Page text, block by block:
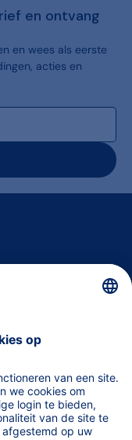
en ontvang
en wees als eerste
acties en